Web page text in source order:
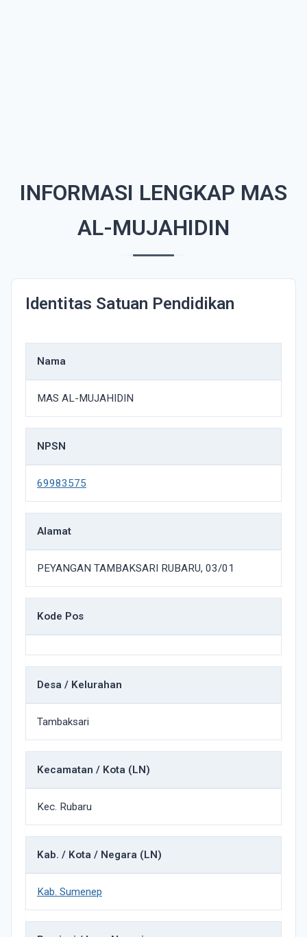
INFORMASI LENGKAP MAS
AL-MUJAHIDIN
Identitas Satuan Pendidikan
Nama
MAS AL-MUJAHIDIN
NPSN
69983575
Alamat
PEYANGAN TAMBAKSARI RUBARU, 03/01
Kode Pos
Desa / Kelurahan
Tambaksari
Kecamatan / Kota (LN)
Kec. Rubaru
Kab. / Kota / Negara (LN)
Kab. Sumenep